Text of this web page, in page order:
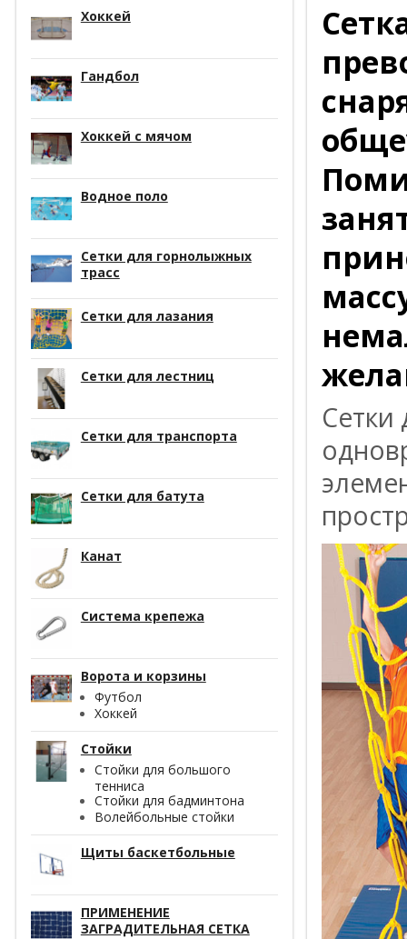
Хоккей
Гандбол
Хоккей с мячом
Водное поло
Сетки для горнолыжных
трасс
Сетки для лазания
Сетки для лестниц
Сетки для транспорта
Сетки для батута
Канат
Система крепежа
Ворота и корзины
Футбол
Хоккей
Стойки
Стойки для большого
тенниса
Стойки для бадминтона
Волейбольные стойки
Щиты баскетбольные
ПРИМЕНЕНИЕ
ЗАГРАДИТЕЛЬНАЯ СЕТКА
Сетки